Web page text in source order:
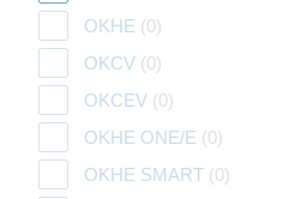
OKHE (0)
OKCV (0)
OKCEV (0)
OKHE ONE/E (0)
OKHE SMART (0)